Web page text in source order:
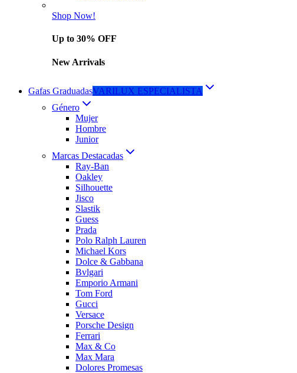
Shop Now!
Up to 30% OFF
New Arrivals
Gafas GraduadasVARILUX ESPECIALISTA
Género
Mujer
Hombre
Junior
Marcas Destacadas
Ray-Ban
Oakley
Silhouette
Jisco
Slastik
Guess
Prada
Polo Ralph Lauren
Michael Kors
Dolce & Gabbana
Bvlgari
Emporio Armani
Tom Ford
Gucci
Versace
Porsche Design
Ferrari
Max & Co
Max Mara
Dolores Promesas